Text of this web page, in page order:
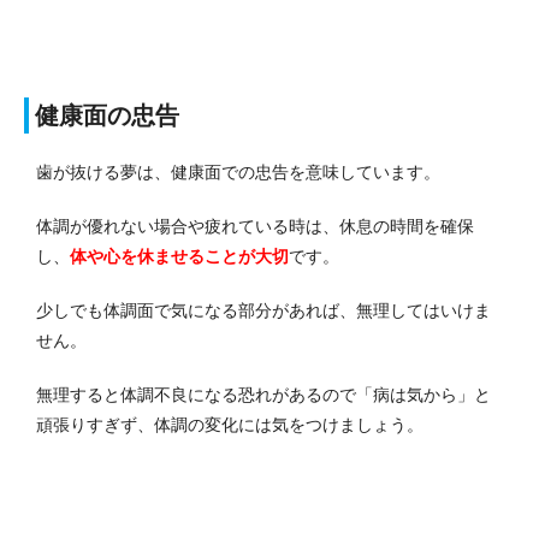
健康面の忠告
歯が抜ける夢は、健康面での忠告を意味しています。
体調が優れない場合や疲れている時は、休息の時間を確保
し、 体や心を休ませることが大切です。
少しでも体調面で気になる部分があれば、無理してはいけま
せん。
無理すると体調不良になる恐れがあるので「病は気から」と
頑張りすぎず、体調の変化には気をつけましょう。